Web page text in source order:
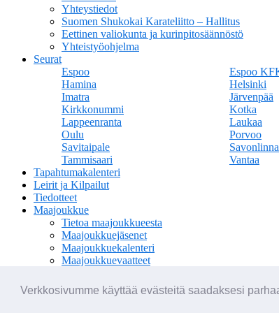
Verkkosivumme käyttää evästeitä saadaksesi
Yhteystiedot
Suomen Shukokai Karateliitto – Hallitus
Eettinen valiokunta ja kurinpitosäännöstö
Yhteistyöohjelma
Seurat
Espoo
Espoo
Hamina
Helsinki
Imatra
Järvenpää
Kirkkonummi
Kotka
Lappeenranta
Laukaa
Oulu
Porvoo
Savitaipale
Savonlinna
Tammisaari
Vantaa
Tapahtumakalenteri
Leirit ja Kilpailut
Tiedotteet
Maajoukkue
Tietoa maajoukkueesta
Maajoukkuejäsenet
Maajoukkuekalenteri
Maajoukkuevaatteet
Verkkokauppa
In English